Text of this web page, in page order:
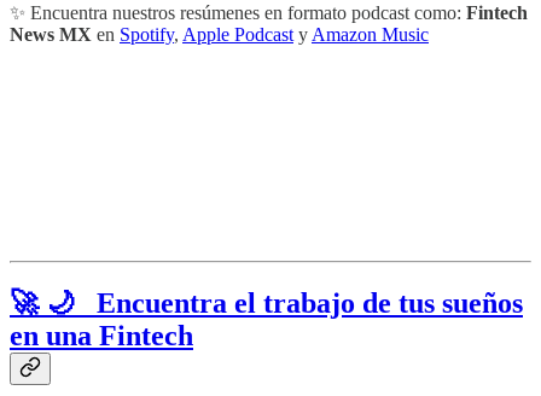
✨ Encuentra nuestros resúmenes en formato podcast como: Fintech
News MX en Spotify, Apple Podcast y Amazon Music
🚀 🌙 Encuentra el trabajo de tus sueños
en una Fintech